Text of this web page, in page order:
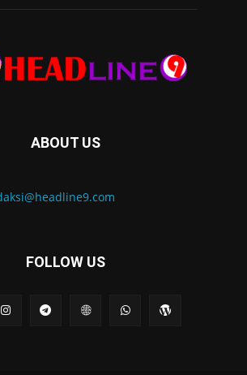
ABOUT US
FOLLOW US